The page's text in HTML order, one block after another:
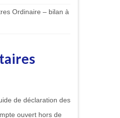
Ordinaire – bilan à
de déclaration des
ouvert hors de